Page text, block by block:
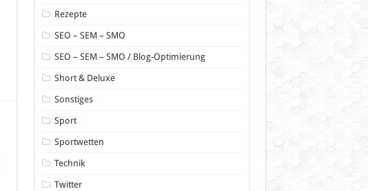
Rezepte
SEO – SEM – SMO
SEO – SEM – SMO / Blog-Optimierung
Short & Deluxe
Sonstiges
Sport
Sportwetten
Technik
Twitter